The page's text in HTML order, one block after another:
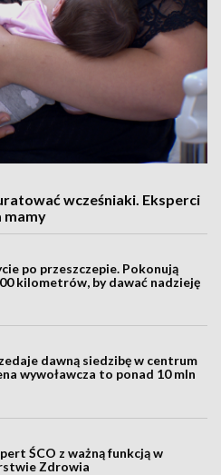
wcześniaki. Eksperci
mamy
po przeszczepie. Pokonują
kilometrów, by dawać nadzieję
dawną siedzibę w centrum
wywoławcza to ponad 10 mln
ŚCO z ważną funkcją w
Zdrowia